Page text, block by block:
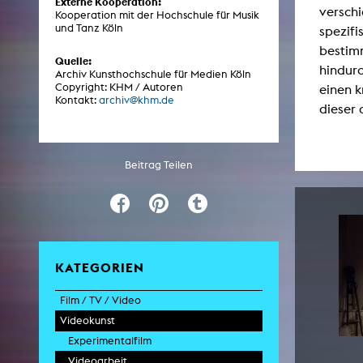
Kooperation mit der Hochschule für Musik
und Tanz Köln
Quelle:
Archiv Kunsthochschule für Medien Köln
Copyright: KHM / Autoren
Kontakt: archiv@khm.de
Beitrag Teilen
KATEGORIEN
Film / TV / Video
Spielfilm
Dokumentarfilm
Videokunst
Experimentalfilm
einen
dieser
Künstlerische Arbeiten Studierende
KHM Rundgänge
Veranstaltungen / Mitschnitte
Schreiben, was kommt